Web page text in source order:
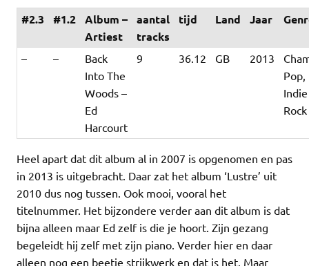
#2.3 #1.2
Album –
Artiest
aantal
tracks
tijd Land Jaar
– –
Back
Into The
Woods –
Ed
Harcourt
9 36.12 GB 2013
Pop,
Indie
Rock
Heel apart dat dit album al in 2007 is opgenomen en pas
in 2013 is uitgebracht. Daar zat het album ‘Lustre’ uit
2010 dus nog tussen. Ook mooi, vooral het
titelnummer. Het bijzondere verder aan dit album is dat
bijna alleen maar Ed zelf is die je hoort. Zijn gezang
begeleidt hij zelf met zijn piano. Verder hier en daar
alleen nog een beetje strijkwerk en dat is het. Maar